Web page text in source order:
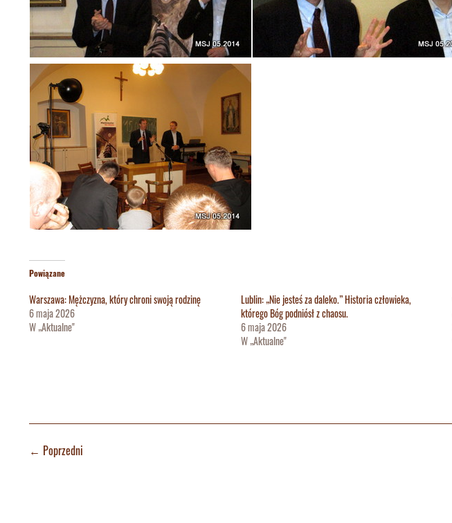
Powiązane
Warszawa: Mężczyzna, który chroni swoją rodzinę
6 maja 2026
W „Aktualne"
Lublin: „Nie jesteś za daleko.” Historia człowieka,
którego Bóg podniósł z chaosu.
6 maja 2026
W „Aktualne"
← Poprzedni